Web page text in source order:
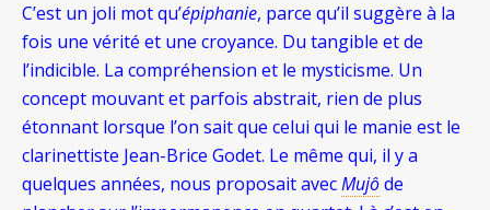
C’est un joli mot qu’épiphanie, parce qu’il suggère à la
fois une vérité et une croyance. Du tangible et de
l’indicible. La compréhension et le mysticisme. Un
concept mouvant et parfois abstrait, rien de plus
étonnant lorsque l’on sait que celui qui le manie est le
clarinettiste Jean-Brice Godet. Le même qui, il y a
quelques années, nous proposait avecMujôde